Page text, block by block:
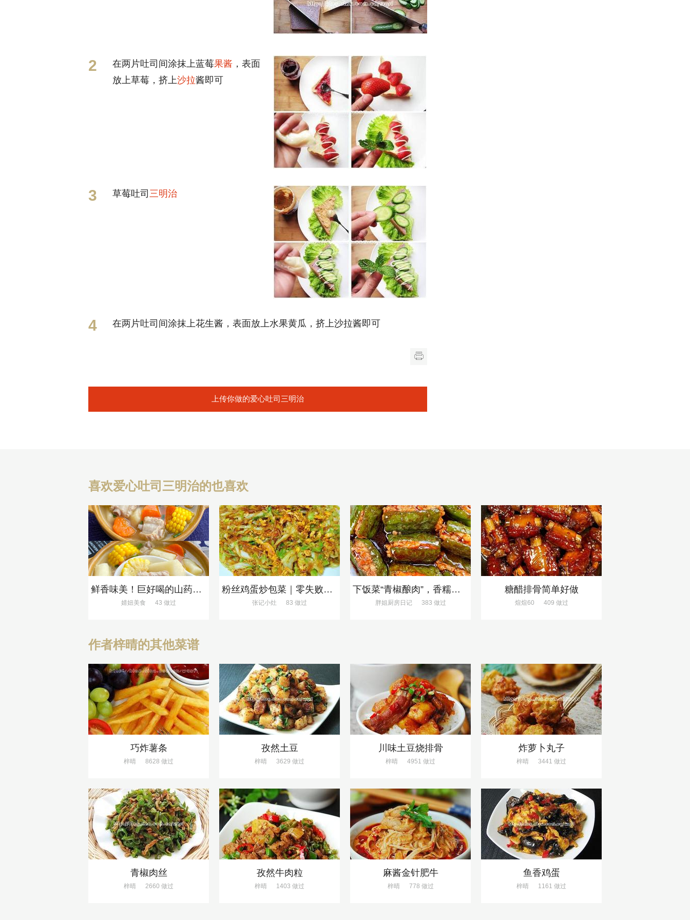
在两片吐司间涂抹上蓝莓果酱 ，表面
放上草莓，挤上沙拉酱即可
草莓吐司 三明治
在两片吐司间涂抹上花生酱，表面放上水果黄瓜，挤上沙拉酱即可
上传你做的爱心吐司三明治
喜欢爱心吐司三明治的也喜欢
鲜香味美！巨好喝的山药排骨汤！！
婧妞美食 43 做过
粉丝鸡蛋炒包菜｜零失败、巨下饭
张记小灶 83 做过
下饭菜“青椒酿肉”，香糯多汁鲜嫩下饭
胖姐厨房日记383 做过
糖醋排骨简单好做
煊煊60 409 做过
作者梓晴的其他菜谱
巧炸薯条
梓晴 8628 做过
孜然土豆
梓晴 3629 做过
川味土豆烧排骨
梓晴 4951 做过
炸萝卜丸子
梓晴 3441 做过
青椒肉丝
梓晴 2660 做过
孜然牛肉粒
梓晴 1403 做过
麻酱金针肥牛
梓晴778 做过
鱼香鸡蛋
梓晴 1161 做过